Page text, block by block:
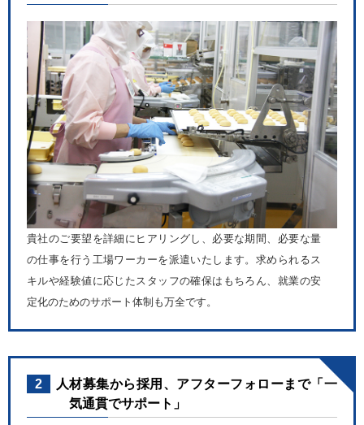
貴社のご要望を詳細にヒアリングし、必要な期間、必要な量
の仕事を行う工場ワーカーを派遣いたします。求められるス
キルや経験値に応じたスタッフの確保はもちろん、就業の安
定化のためのサポート体制も万全です。
2
人材募集から採用、アフターフォローまで「一
気通貫でサポート」